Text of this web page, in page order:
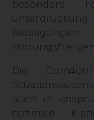
besonders
unterdrückung
störungsfrei
Die
auch in
optimale